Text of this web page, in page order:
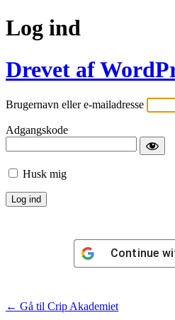
Log ind
Drevet af
Brugernavn eller e-mailadresse
Adgangskode
Husk mig
Continue
← Gå til Crip Akademiet